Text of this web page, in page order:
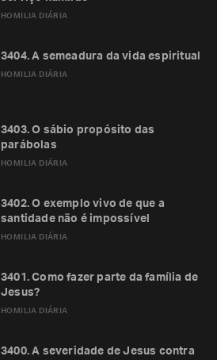
HOMILIA DIÁRIA
HOMILIA DIÁRIA
3404. A semeadura da vida espiritual
HOMILIA DIÁRIA
3403. O sábio propósito das
parábolas
HOMILIA DIÁRIA
3402. O exemplo vivo de que a
santidade não é impossível
HOMILIA DIÁRIA
3401. Como fazer parte da família de
Jesus?
3400. A severidade de Jesus contra